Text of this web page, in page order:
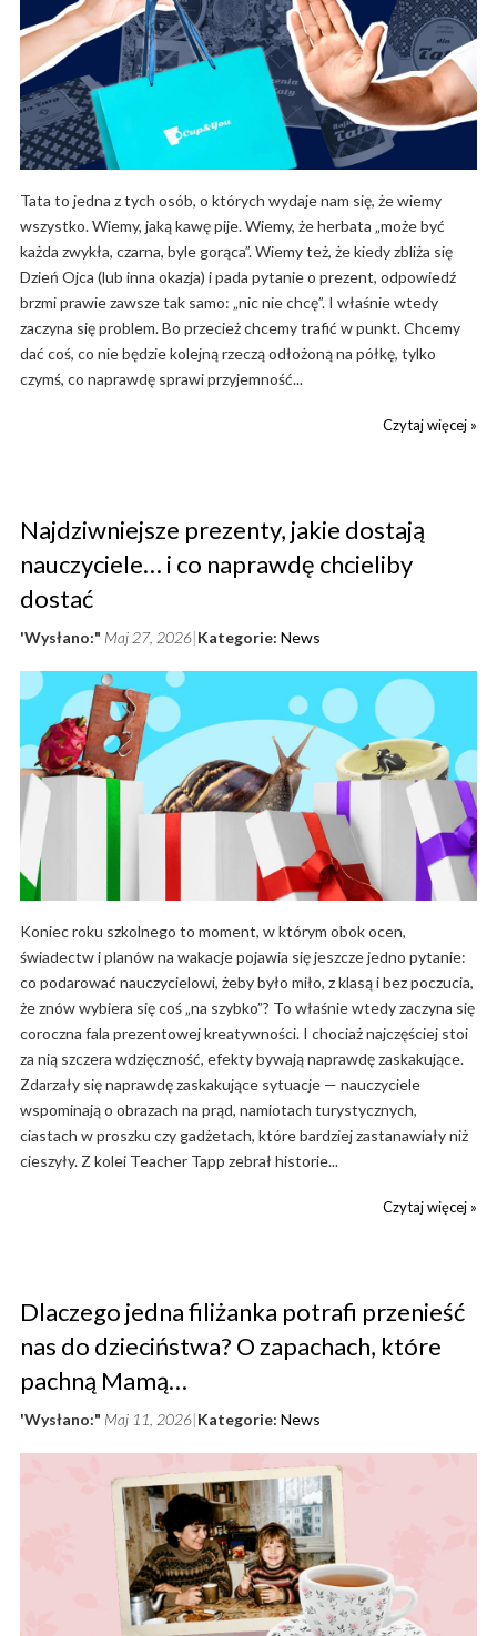
Tata to jedna z tych osób, o których wydaje nam się, że wiemy
wszystko. Wiemy, jaką kawę pije. Wiemy, że herbata „może być
każda zwykła, czarna, byle gorąca”. Wiemy też, że kiedy zbliża się
Dzień Ojca (lub inna okazja) i pada pytanie o prezent, odpowiedź
brzmi prawie zawsze tak samo: „nic nie chcę”. I właśnie wtedy
zaczyna się problem. Bo przecież chcemy trafić w punkt. Chcemy
dać coś, co nie będzie kolejną rzeczą odłożoną na półkę, tylko
czymś, co naprawdę sprawi przyjemność...
Czytaj więcej »
Najdziwniejsze prezenty, jakie dostają
nauczyciele… i co naprawdę chcieliby
dostać
'Wysłano:" Maj 27, 2026 Kategorie: News
Koniec roku szkolnego to moment, w którym obok ocen,
świadectw i planów na wakacje pojawia się jeszcze jedno pytanie:
co podarować nauczycielowi, żeby było miło, z klasą i bez poczucia,
że znów wybiera się coś „na szybko”? To właśnie wtedy zaczyna się
coroczna fala prezentowej kreatywności. I chociaż najczęściej stoi
za nią szczera wdzięczność, efekty bywają naprawdę zaskakujące.
Zdarzały się naprawdę zaskakujące sytuacje — nauczyciele
wspominają o obrazach na prąd, namiotach turystycznych,
ciastach w proszku czy gadżetach, które bardziej zastanawiały niż
cieszyły. Z kolei Teacher Tapp zebrał historie...
Czytaj więcej »
Dlaczego jedna filiżanka potrafi przenieść
nas do dzieciństwa? O zapachach, które
pachną Mamą…
'Wysłano:" Maj 11, 2026 Kategorie: News